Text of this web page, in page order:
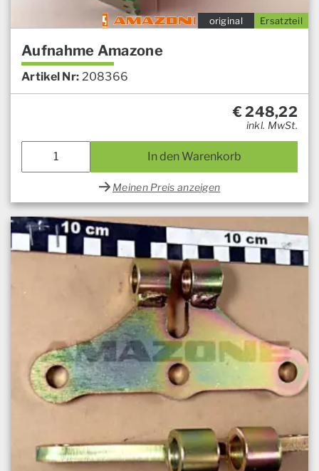
Ersatzteil
original
Aufnahme Amazone
Artikel Nr: 208366
€248,22
inkl. MwSt.
In den Warenkorb
Meinen Preis anzeigen